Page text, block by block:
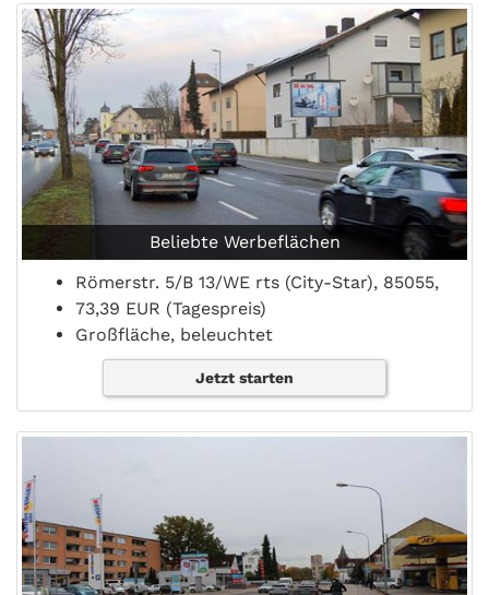
Beliebte Werbeflächen
Römerstr. 5/B 13/WE rts (City-Star), 85055,
73,39 EUR (Tagespreis)
Großfläche, beleuchtet
Jetzt starten